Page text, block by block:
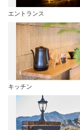
エントランス
キッチン